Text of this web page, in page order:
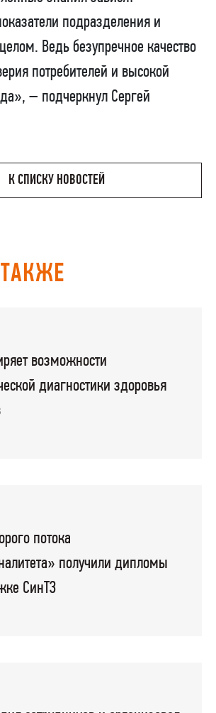
подразделения и
Ведь безупречное качество
потребителей и высокой
– подчеркнул Сергей
К СПИСКУ НОВОСТЕЙ
возможности
диагностики здоровья
потока
получили дипломы
СинТЗ